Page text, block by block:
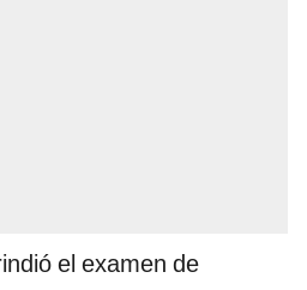
el examen de